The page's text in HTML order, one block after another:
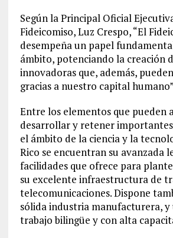
Según la Principal Oficial
Fideicomiso, Luz Crespo, “El
desempeña un papel
ámbito, potenciando la creación
innovadoras que, además,
gracias a nuestro capital
Entre los elementos que pueden
desarrollar y retener
el ámbito de la ciencia y la
Rico se encuentran su avanzada
facilidades que ofrece para
su excelente infraestructura de
telecomunicaciones. Dispone
sólida industria manufacturera, y
trabajo bilingüe y con alta